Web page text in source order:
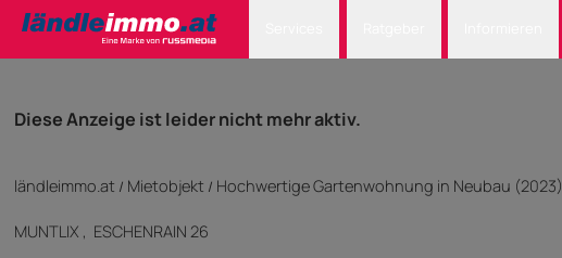
Diese Anzeige ist leider nicht mehr aktiv.
ländleimmo.at / Mietobjekt / Hochwertige Gartenwohnung in Neubau (2023)
MUNTLIX , ESCHENRAIN 26